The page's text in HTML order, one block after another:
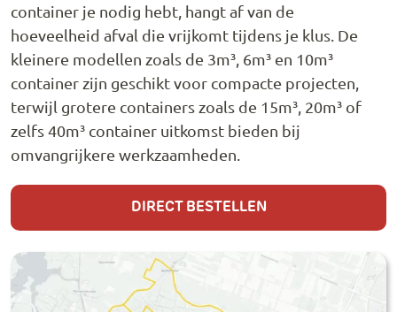
container je nodig hebt, hangt af van de
hoeveelheid afval die vrijkomt tijdens je klus. De
kleinere modellen zoals de 3m³, 6m³ en 10m³
container zijn geschikt voor compacte projecten,
terwijl grotere containers zoals de 15m³, 20m³ of
zelfs 40m³ container uitkomst bieden bij
omvangrijkere werkzaamheden.
DIRECT BESTELLEN